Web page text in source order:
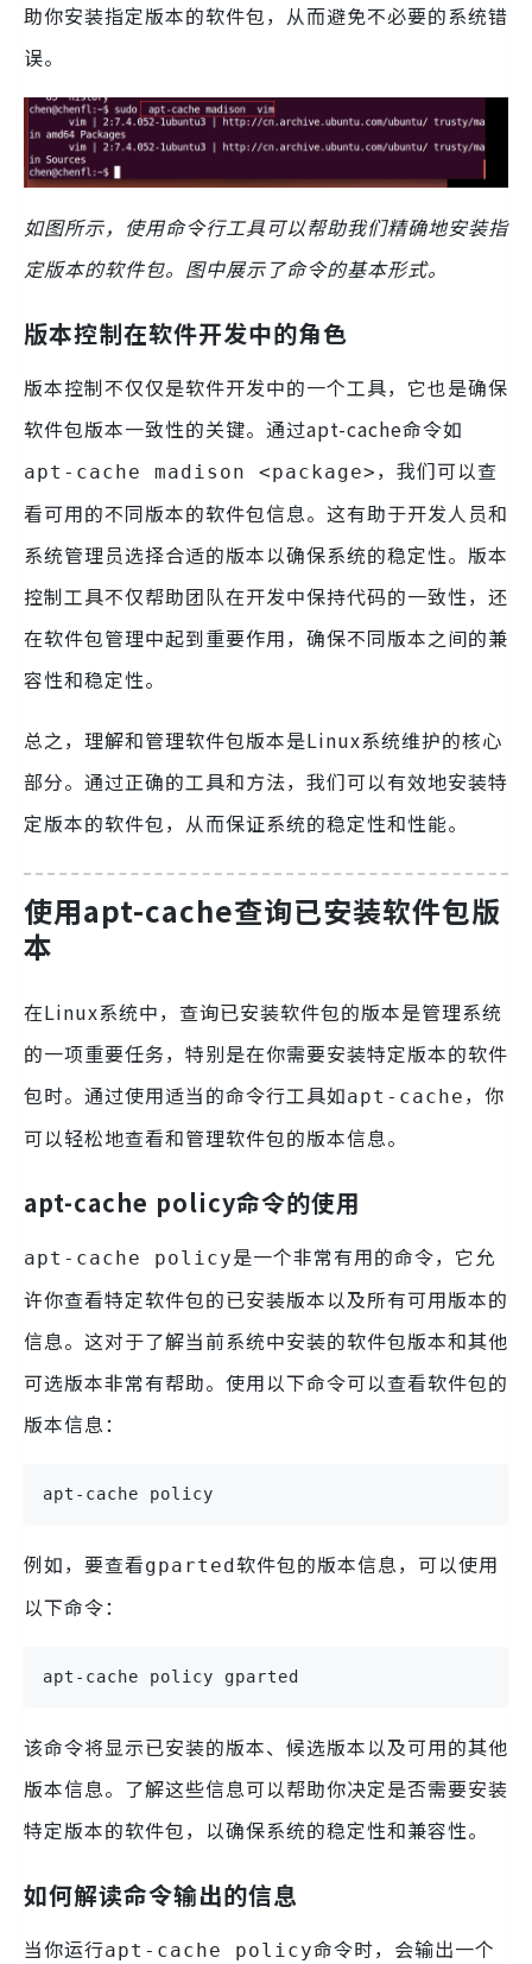
助你安装指定版本的软件包，从而避免不必要的系统错
误。
如图所示，使用命令行工具可以帮助我们精确地安装指
定版本的软件包。图中展示了命令的基本形式。
版本控制在软件开发中的角色
版本控制不仅仅是软件开发中的一个工具，它也是确保
软件包版本一致性的关键。通过apt-cache命令如
apt-cache madison <package> ，我们可以查
看可用的不同版本的软件包信息。这有助于开发人员和
系统管理员选择合适的版本以确保系统的稳定性。版本
控制工具不仅帮助团队在开发中保持代码的一致性，还
在软件包管理中起到重要作用，确保不同版本之间的兼
容性和稳定性。
总之，理解和管理软件包版本是Linux系统维护的核心
部分。通过正确的工具和方法，我们可以有效地安装特
定版本的软件包，从而保证系统的稳定性和性能。
使用apt-cache查询已安装软件包版
本
在Linux系统中，查询已安装软件包的版本是管理系统
的一项重要任务，特别是在你需要安装特定版本的软件
包时。通过使用适当的命令行工具如apt-cache ，你
可以轻松地查看和管理软件包的版本信息。
apt-cache policy命令的使用
apt-cache policy是一个非常有用的命令，它允
许你查看特定软件包的已安装版本以及所有可用版本的
信息。这对于了解当前系统中安装的软件包版本和其他
可选版本非常有帮助。使用以下命令可以查看软件包的
版本信息：
apt-cache policy
例如，要查看gparted 软件包的版本信息，可以使用
以下命令：
apt-cache policy gparted
该命令将显示已安装的版本、候选版本以及可用的其他
版本信息。了解这些信息可以帮助你决定是否需要安装
特定版本的软件包，以确保系统的稳定性和兼容性。
如何解读命令输出的信息
当你运行apt-cache policy命令时，会输出一个